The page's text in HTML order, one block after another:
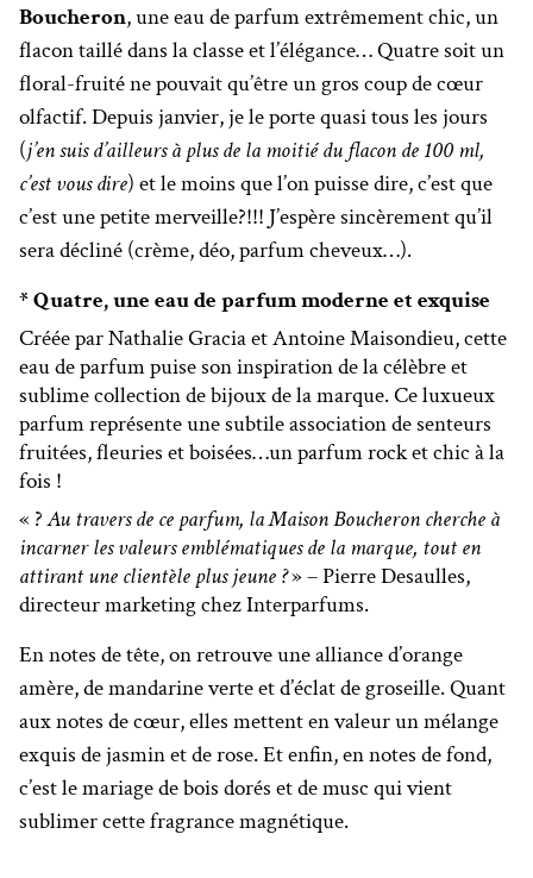
Boucheron, une eau de parfum extrêmement chic, un
flacon taillé dans la classe et l’élégance… Quatre soit un
floral-fruité ne pouvait qu’être un gros coup de cœur
olfactif. Depuis janvier, je le porte quasi tous les jours
(j’en suis d’ailleurs à plus de la moitié du flacon de 100 ml,
c’est vous dire) et le moins que l’on puisse dire, c’est que
c’est une petite merveille?!!! J’espère sincèrement qu’il
sera décliné (crème, déo, parfum cheveux…).
* Quatre, une eau de parfum moderne et exquise
Créée par Nathalie Gracia et Antoine Maisondieu, cette
eau de parfum puise son inspiration de la célèbre et
sublime collection de bijoux de la marque. Ce luxueux
parfum représente une subtile association de senteurs
fruitées, fleuries et boisées…un parfum rock et chic à la
fois !
« ?Au travers de ce parfum, la Maison Boucheron cherche à
incarner les valeurs emblématiques de la marque, tout en
attirant une clientèle plus jeune ?» – Pierre Desaulles,
directeur marketing chez Interparfums.
En notes de tête, on retrouve une alliance d’orange
amère, de mandarine verte et d’éclat de groseille. Quant
aux notes de cœur, elles mettent en valeur un mélange
exquis de jasmin et de rose. Et enfin, en notes de fond,
c’est le mariage de bois dorés et de musc qui vient
sublimer cette fragrance magnétique.